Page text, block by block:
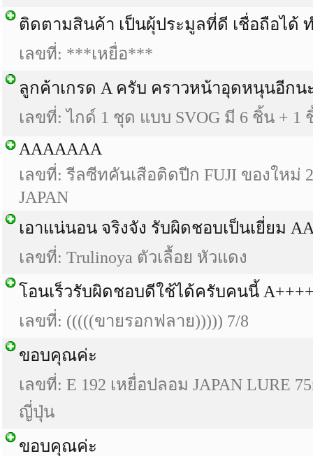
ติดตามสินค้า เป็นผุ้ประมูลที่ดี เชื่อถือได้
เลขที่: ***เหยื่อ***
ลูกค้าเกรด A ครับ คราวหน้าอุดหนุนอีก
เลขที่: ไกด์ 1 ชุด แบบ SVOG มี 6 ชิ้น + 1
AAAAAAA
เลขที่: รีลซีทคันเสือติดปีก FUJI ของใหม่
JAPAN
เอาแน่นอน จริงจัง รับผิดชอบเป็นเยี่ยม
เลขที่: Trulinoya ตัวเลื้อย หัวแดง
โอนเร็วรับผิดชอบดีใช้ได้ครับคนนี้
เลขที่: (((((ขายรอกฟลาย))))) 7/8
ขอบคุณค่ะ
เลขที่: E 192 เหยื่อปลอม JAPAN LURE
ญี่ปุ่น
ขอบคุณค่ะ